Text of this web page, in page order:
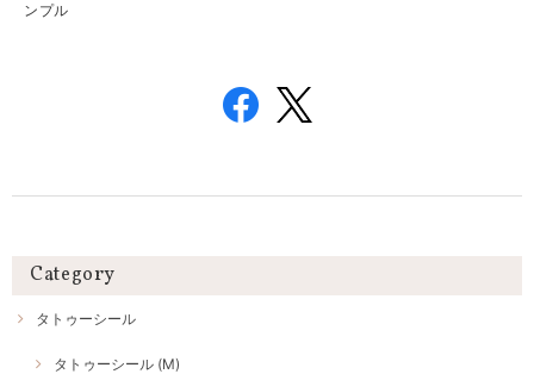
ンプル
Category
タトゥーシール
タトゥーシール (M)